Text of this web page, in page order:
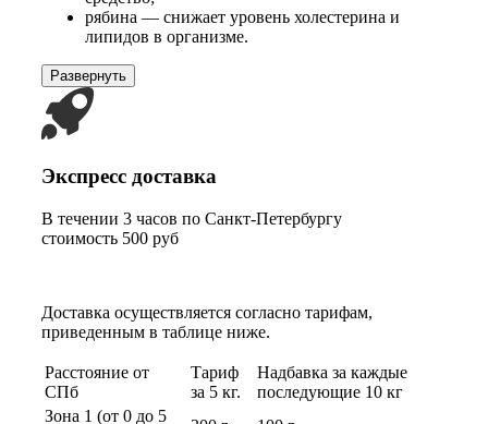
рябина — снижает уровень холестерина и
липидов в организме.
Развернуть
Экспресс доставка
В течении 3 часов по Санкт-Петербургу
стоимость 500 руб
Доставка осуществляется согласно тарифам,
приведенным в таблице ниже.
Расстояние от
СПб
Тариф
за 5 кг.
Надбавка за каждые
последующие 10 кг
Зона 1 (от 0 до 5